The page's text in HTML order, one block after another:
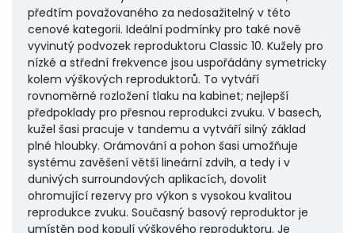
předtím považovaného za nedosažitelný v této
cenové kategorii. Ideální podmínky pro také nově
vyvinutý podvozek reproduktoru Classic 10. Kužely pro
nízké a střední frekvence jsou uspořádány symetricky
kolem výškových reproduktorů. To vytváří
rovnoměrné rozložení tlaku na kabinet; nejlepší
předpoklady pro přesnou reprodukci zvuku. V basech,
kužel šasi pracuje v tandemu a vytváří silný základ
plné hloubky. Orámování a pohon šasi umožňuje
systému zavěšení větší lineární zdvih, a tedy i v
dunivých surroundových aplikacích, dovolit
ohromující rezervy pro výkon s vysokou kvalitou
reprodukce zvuku. Současný basový reproduktor je
umístěn pod kopulí výškového reproduktoru. Je